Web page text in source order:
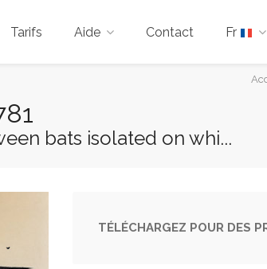
Tarifs Aide Contact Fr
Vous
bats isolated on whi...
TÉLÉCHARGEZ POUR DES